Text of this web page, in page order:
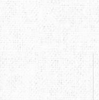
Кемпинговые лампы
Налобные фонари
Зарядные устройства
BERGHAUS
BUTTONS
CLIMBING TECHNOLOGY